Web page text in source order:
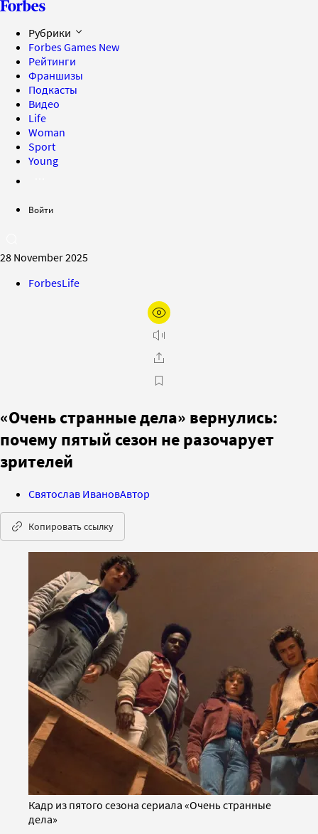
Рубрики
Forbes Games New
Рейтинги
Франшизы
Подкасты
Видео
Life
Woman
Sport
Young
Войти
28 November 2025
ForbesLife
«Очень странные дела» вернулись:
почему пятый сезон не разочарует
зрителей
Святослав ИвановАвтор
Копировать ссылку
Кадр из пятого сезона сериала «Очень странные
дела»